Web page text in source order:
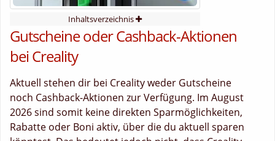
Inhaltsverzeichnis
Gutscheine oder Cashback-Aktionen
bei Creality
Aktuell stehen dir bei Creality weder Gutscheine
noch Cashback-Aktionen zur Verfügung. Im August
2026 sind somit keine direkten Sparmöglichkeiten,
Rabatte oder Boni aktiv, über die du aktuell sparen